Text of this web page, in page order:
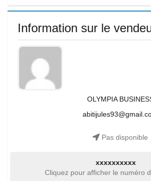
Information sur le
OLYMPIA
Pas disponible
xxxxxxxxxx
Cliquez pour afficher le numéro